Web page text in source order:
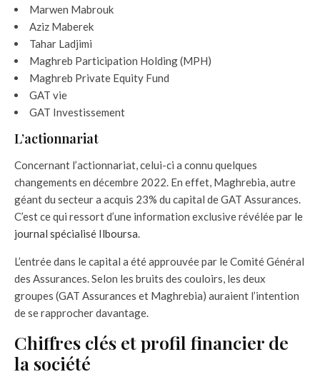
Marwen Mabrouk
Aziz Maberek
Tahar Ladjimi
Maghreb Participation Holding (MPH)
Maghreb Private Equity Fund
GAT vie
GAT Investissement
L’actionnariat
Concernant l’actionnariat, celui-ci a connu quelques
changements en décembre 2022. En effet, Maghrebia, autre
géant du secteur a acquis 23% du capital de GAT Assurances.
C’est ce qui ressort d’une information exclusive révélée par le
journal spécialisé Ilboursa.
L’entrée dans le capital a été approuvée par le Comité Général
des Assurances. Selon les bruits des couloirs, les deux
groupes (GAT Assurances et Maghrebia) auraient l’intention
de se rapprocher davantage.
Chiffres clés et profil financier de
la société